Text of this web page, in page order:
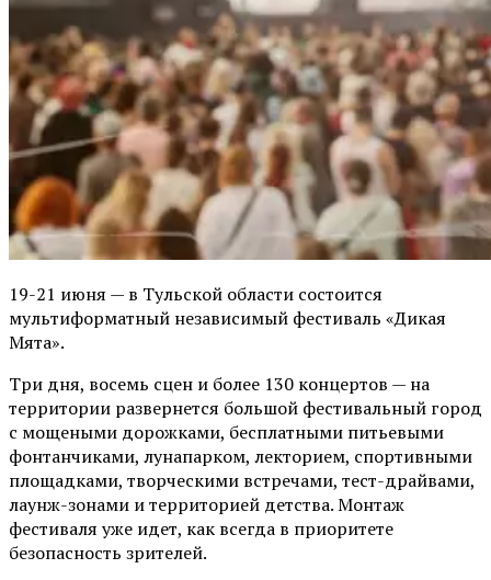
19-21 июня — в Тульской области состоится
мультиформатный независимый фестиваль «Дикая
Мята».
Три дня, восемь сцен и более 130 концертов — на
территории развернется большой фестивальный город
с мощеными дорожками, бесплатными питьевыми
фонтанчиками, лунапарком, лекторием, спортивными
площадками, творческими встречами, тест-драйвами,
лаунж-зонами и территорией детства. Монтаж
фестиваля уже идет, как всегда в приоритете
безопасность зрителей.